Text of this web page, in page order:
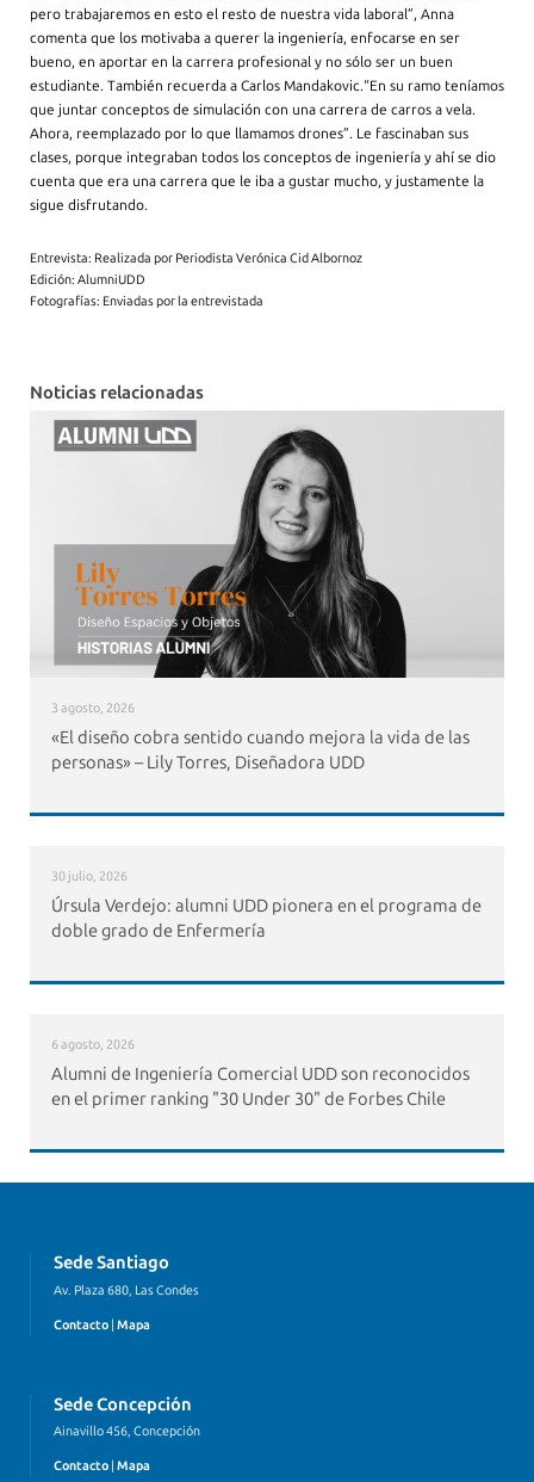
pero trabajaremos en esto el resto de nuestra vida laboral”, Anna
comenta que los motivaba a querer la ingeniería, enfocarse en ser
bueno, en aportar en la carrera profesional y no sólo ser un buen
estudiante. También recuerda a Carlos Mandakovic.“En su ramo teníamos
que juntar conceptos de simulación con una carrera de carros a vela.
Ahora, reemplazado por lo que llamamos drones”. Le fascinaban sus
clases, porque integraban todos los conceptos de ingeniería y ahí se dio
cuenta que era una carrera que le iba a gustar mucho, y justamente la
sigue disfrutando.
Entrevista: Realizada por Periodista Verónica Cid Albornoz
Edición: AlumniUDD
Fotografías: Enviadas por la entrevistada
Noticias relacionadas
3 agosto, 2026
«El diseño cobra sentido cuando mejora la vida de las
personas» – Lily Torres, Diseñadora UDD
30 julio, 2026
Úrsula Verdejo: alumni UDD pionera en el programa de
doble grado de Enfermería
6 agosto, 2026
Alumni de Ingeniería Comercial UDD son reconocidos
en el primer ranking "30 Under 30" de Forbes Chile
Sede Santiago
Av. Plaza 680, Las Condes
Contacto | Mapa
Sede Concepción
Ainavillo 456, Concepción
Contacto Mapa